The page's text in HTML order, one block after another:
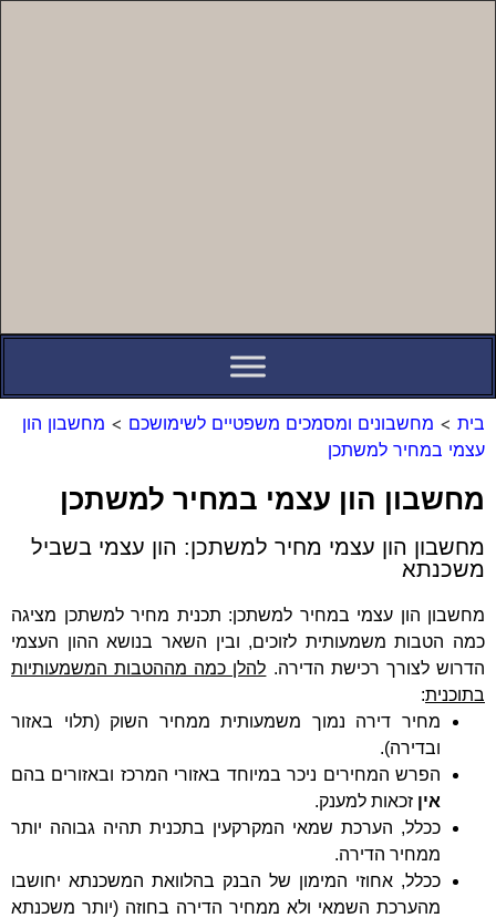
בית > מחשבונים ומסמכים משפטיים לשימושכם > מחשבון הון
עצמי במחיר למשתכן
מחשבון הון עצמי במחיר למשתכן
מחשבון הון עצמי מחיר למשתכן: הון עצמי בשביל
משכנתא
מחשבון הון עצמי במחיר למשתכן: תכנית מחיר למשתכן מציגה
כמה הטבות משמעותית לזוכים, ובין השאר בנושא ההון העצמי
הדרוש לצורך רכישת הדירה. להלן כמה מההטבות המשמעותיות
בתוכנית:
מחיר דירה נמוך משמעותית ממחיר השוק (תלוי באזור
ובדירה).
הפרש המחירים ניכר במיוחד באזורי המרכז ובאזורים בהם
אין זכאות למענק.
ככלל, הערכת שמאי המקרקעין בתכנית תהיה גבוהה יותר
ממחיר הדירה.
ככלל, אחוזי המימון של הבנק בהלוואת המשכנתא יחושבו
מהערכת השמאי ולא ממחיר הדירה בחוזה (יותר משכנתא